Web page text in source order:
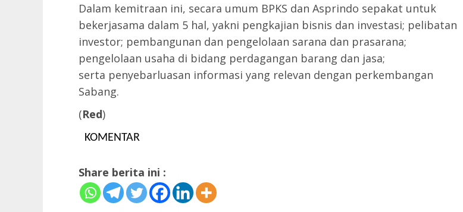
Dalam kemitraan ini, secara umum BPKS dan Asprindo sepakat untuk
bekerjasama dalam 5 hal, yakni pengkajian bisnis dan investasi; pelibatan
investor; pembangunan dan pengelolaan sarana dan prasarana;
pengelolaan usaha di bidang perdagangan barang dan jasa;
serta penyebarluasan informasi yang relevan dengan perkembangan
Sabang.
(Red)
KOMENTAR
Share berita ini :